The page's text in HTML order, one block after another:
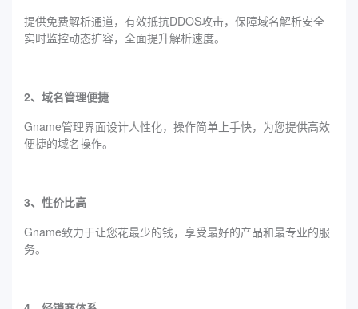
提供免费解析通道，有效抵抗DDOS攻击，保障域名解析安全
实时监控动态扩容，全面提升解析速度。
2、域名管理便捷
Gname管理界面设计人性化，操作简单上手快，为您提供高效
便捷的域名操作。
3、性价比高
Gname致力于让您花最少的钱，享受最好的产品和最专业的服
务。